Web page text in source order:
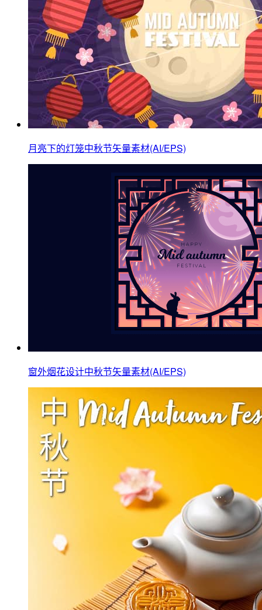
月亮下的灯笼中秋节矢量素材(AI/EPS)
窗外烟花设计中秋节矢量素材(AI/EPS)